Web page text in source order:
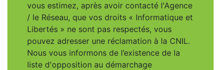
vous estimez, après avoir contacté l'Agence
/ le Réseau, que vos droits « Informatique et
Libertés » ne sont pas respectés, vous
pouvez adresser une réclamation à la CNIL.
Nous vous informons de l’existence de la
liste d'opposition au démarchage